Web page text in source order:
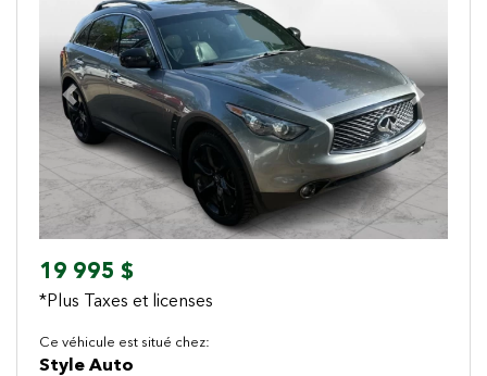
Previous Next
19 995 $
*Plus Taxes et licenses
Ce véhicule est situé chez:
Style Auto